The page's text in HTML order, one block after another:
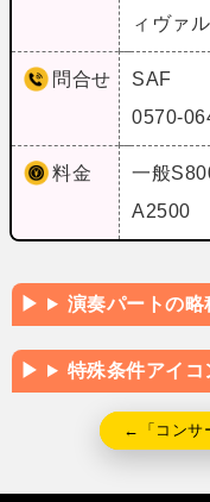
ィヴァ
問合せ
SAF
0570-
料金
一般
A2500
演奏パートの略
特殊条件アイコ
←「コンサ